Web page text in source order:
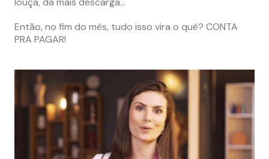
Então, no fim do mês, tudo isso vira o quê? CONTA
PRA PAGAR!